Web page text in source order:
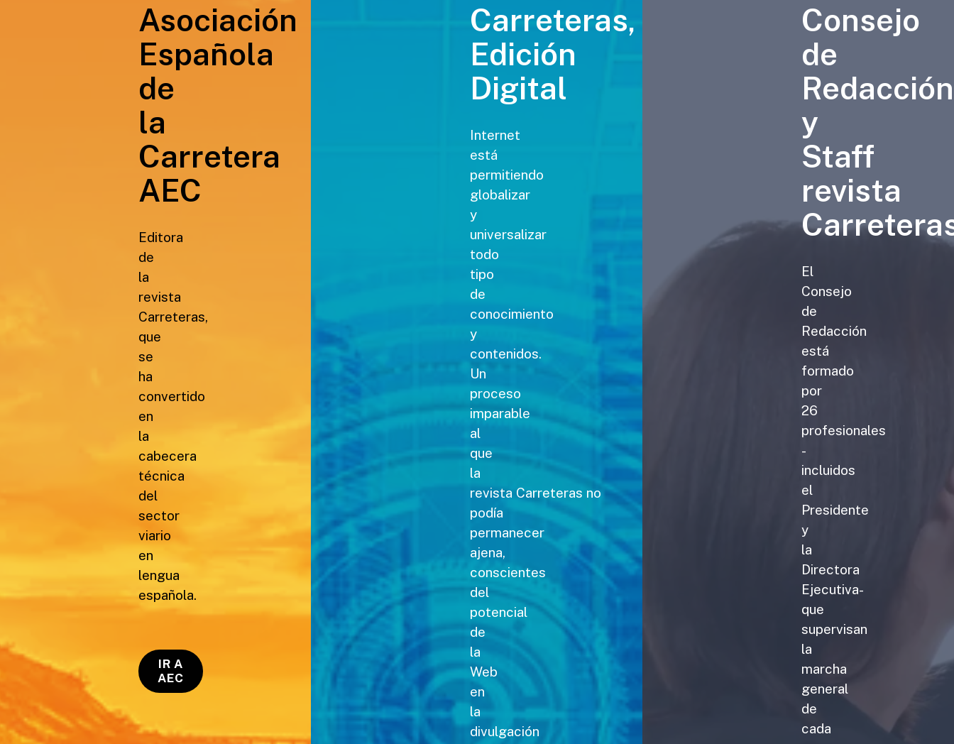
Asociación
Española
de
la
Carretera
AEC
Editora
de
la
revista
Carreteras,
que
se
ha
convertido
en
la
cabecera
técnica
del
sector
viario
en
lengua
española.
IR A
AEC
Carreteras,
Edición
Digital
Internet
está
permitiendo
globalizar
y
universalizar
todo
tipo
de
conocimiento
y
contenidos.
Un
proceso
imparable
al
que
la
revista Carreteras no
podía
permanecer
ajena,
conscientes
del
potencial
de
la
Web
en
la
divulgación
Consejo
de
Redacción
y
Staff
revista
El
Consejo
de
Redacción
está
formado
por
26
profesionales
-
incluidos
el
Presidente
y
la
Directora
Ejecutiva-
que
supervisan
la
marcha
general
de
cada